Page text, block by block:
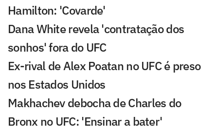
Hamilton: 'Covarde'
Dana White revela 'contratação dos
sonhos' fora do UFC
Ex-rival de Alex Poatan no UFC é preso
nos Estados Unidos
Makhachev debocha de Charles do
Bronx no UFC: 'Ensinar a bater'